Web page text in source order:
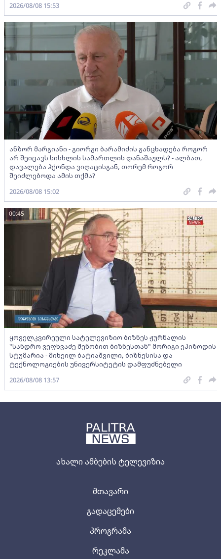
ახალი ამბების ტელევიზია
მთავარი
გადაცემები
პროგრამა
რეკლამა
2026/08/08 15:53
ანზორ მარგიანი - გიორგი ბარამიძის განცხადება როგორ
არ შეიცავს სისხლის სამართლის დანაშაულს? - ალბათ,
დავალება ჰქონდა ვიღაცისგან, თორემ როგორ
შეიძლებოდა ამის თქმა?
2026/08/08 15:02
ყოველკვირეული სატელევიზიო ბიზნეს ჟურნალის
"სანდრო ვეფხვაძე შენობით ბიზნესთან" მორიგი ეპიზოდის
სტუმარია - მიხეილ ბატიაშვილი, ბიზნესისა და
ტექნოლოგიების უნივერსიტეტის დამფუძნებელი
00:45
2026/08/08 13:57